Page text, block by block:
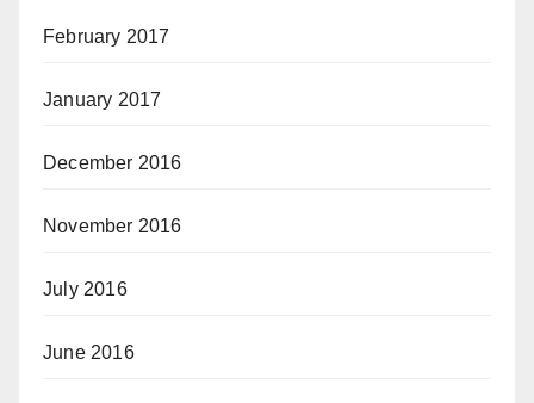
February 2017
January 2017
December 2016
November 2016
July 2016
June 2016